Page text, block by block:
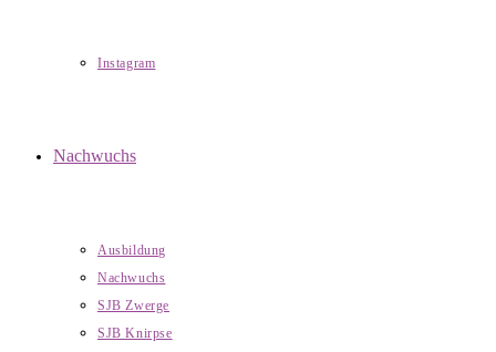
Instagram
Nachwuchs
Ausbildung
Nachwuchs
SJB Zwerge
SJB Knirpse